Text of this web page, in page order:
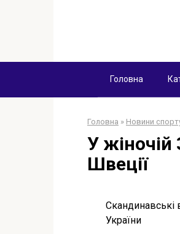
Головна
Головна » Новини
У жіночій
Швеції
Скандинавські
України